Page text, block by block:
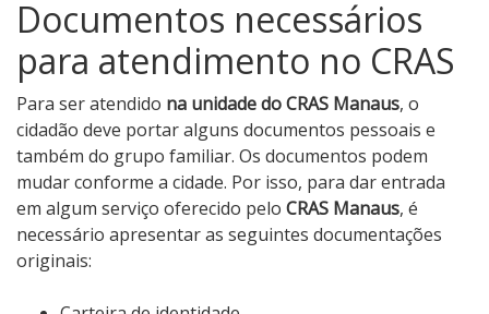
Documentos necessários
para atendimento no CRAS
Para ser atendido na unidade do CRAS Manaus, o
cidadão deve portar alguns documentos pessoais e
também do grupo familiar. Os documentos podem
mudar conforme a cidade. Por isso, para dar entrada
em algum serviço oferecido pelo CRAS Manaus, é
necessário apresentar as seguintes documentações
originais: